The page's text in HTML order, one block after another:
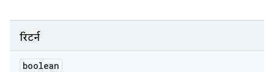
रिटर्न
boolean